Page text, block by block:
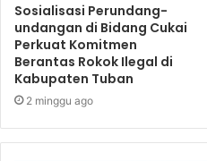
Sosialisasi Perundang-
undangan di Bidang Cukai
Perkuat Komitmen
Berantas Rokok Ilegal di
Kabupaten Tuban
2 minggu ago